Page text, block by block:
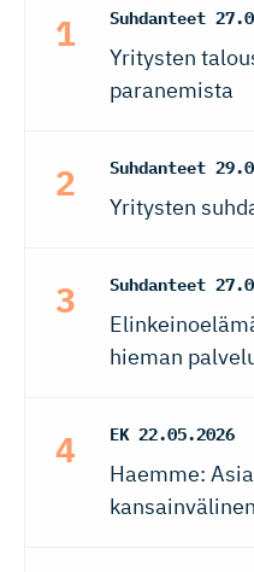
Suhdanteet
Yritysten
paranemista
Suhdanteet
Yritysten
Suhdanteet
hieman
EK 22.05.2026
Haemme: